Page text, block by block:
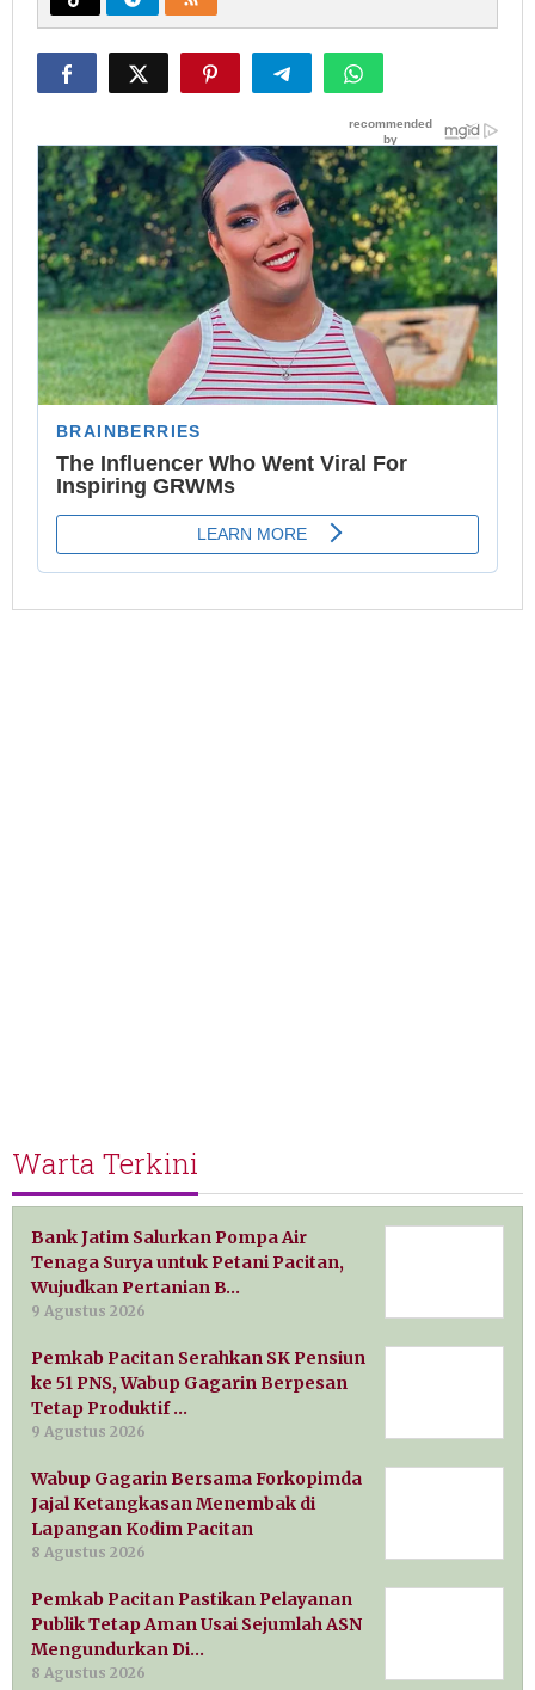
Warta Terkini
Bank Jatim Salurkan Pompa Air
Tenaga Surya untuk Petani Pacitan,
Wujudkan Pertanian B…
9 Agustus 2026
Pemkab Pacitan Serahkan SK Pensiun
ke 51 PNS, Wabup Gagarin Berpesan
Tetap Produktif …
9 Agustus 2026
Wabup Gagarin Bersama Forkopimda
Jajal Ketangkasan Menembak di
Lapangan Kodim Pacitan
8 Agustus 2026
Pemkab Pacitan Pastikan Pelayanan
Publik Tetap Aman Usai Sejumlah ASN
Mengundurkan Di…
8 Agustus 2026